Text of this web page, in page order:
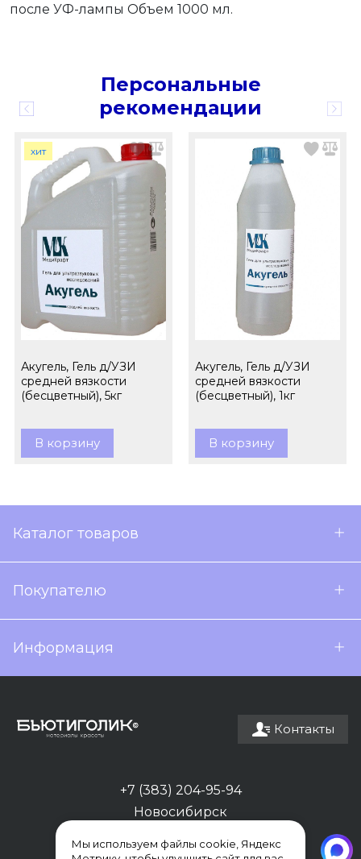
после УФ-лампы Объем 1000 мл.
Персональные
рекомендации
хит
Акугель, Гель д/УЗИ
средней вязкости
(бесцветный), 5кг
В корзину
Акугель, Гель д/УЗИ
средней вязкости
(бесцветный), 1кг
В корзину
Каталог товаров
Покупателю
Информация
Контакты
+7 (383) 204-95-94
Новосибирск
Мы используем файлы cookie, Яндекс